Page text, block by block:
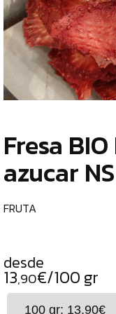
CHOCOLATES
ESPECIALES
ESPECIAS
CAFÉS
GENERAL
ALIMENTOS
SETAS
ALGAS
Fresa
azucar NS
FRUTA
desde
13,90€/100 gr